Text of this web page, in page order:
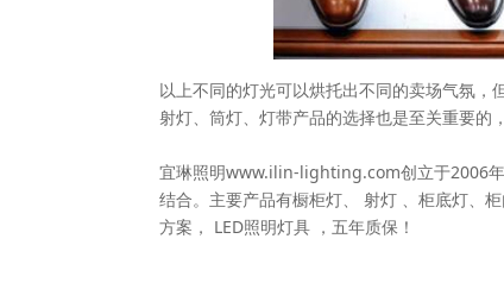
以上不同的灯光可以烘托出不同的卖场气氛
射灯、筒灯、灯带产品的选择也是至关重要的
宜琳照明www.ilin-lighting.com创立于2006年
结合。主要产品有橱柜灯、 射灯 、柜底灯、
方案， LED照明灯具 ，五年质保！